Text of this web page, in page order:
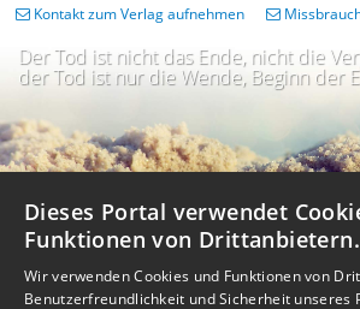
Der Tod ist nicht das Ende, nicht die
der Tod ist nur die Wende, Beginn der
Kontakt zum Verlag aufnehmen
Dieses Portal verwendet
Funktionen von Drittanbietern.
Wir verwenden Cookies und Funktionen von
Benutzerfreundlichkeit und Sicherheit unseres